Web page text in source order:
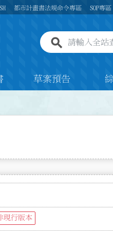
都市計畫書法規命令專區 SOP專區
全站查詢關
草案預告
現行版本